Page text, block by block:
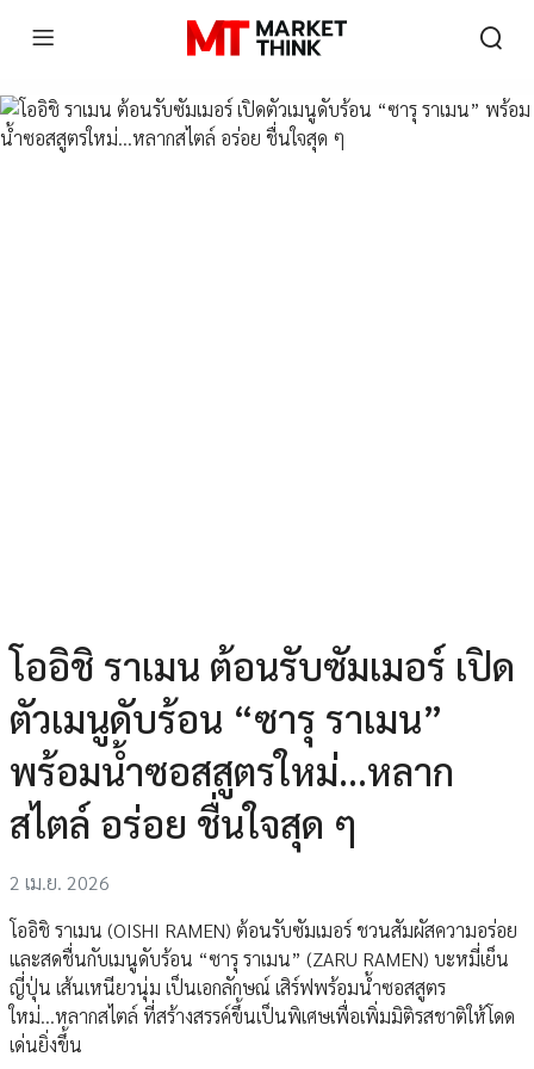
โออิชิ ราเมน ต้อนรับซัมเมอร์ เปิด
ตัวเมนูดับร้อน “ซารุ ราเมน”
พร้อมน้ำซอสสูตรใหม่...หลาก
สไตล์ อร่อย ชื่นใจสุด ๆ
2 เม.ย. 2026
โออิชิ ราเมน (OISHI RAMEN) ต้อนรับซัมเมอร์ ชวนสัมผัสความอร่อย
และสดชื่นกับเมนูดับร้อน “ซารุ ราเมน” (ZARU RAMEN) บะหมี่เย็น
ญี่ปุ่น เส้นเหนียวนุ่ม เป็นเอกลักษณ์ เสิร์ฟพร้อมน้ำซอสสูตร
ใหม่...หลากสไตล์ ที่สร้างสรรค์ขึ้นเป็นพิเศษเพื่อเพิ่มมิติรสชาติให้โดด
เด่นยิ่งขึ้น